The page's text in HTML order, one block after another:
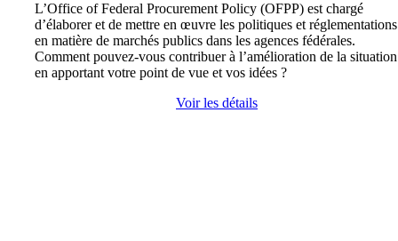
L’Office of Federal Procurement Policy (OFPP) est chargé
d’élaborer et de mettre en œuvre les politiques et réglementations
en matière de marchés publics dans les agences fédérales.
Comment pouvez-vous contribuer à l’amélioration de la situation
en apportant votre point de vue et vos idées ?
Voir les détails